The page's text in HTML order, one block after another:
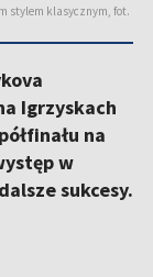
stylem klasycznym, fot.
Igrzyskach
na
w
sukcesy.